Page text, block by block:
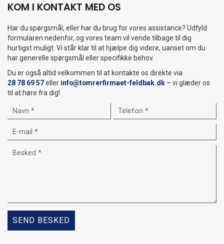
KOM I KONTAKT MED OS
Har du spørgsmål, eller har du brug for vores assistance? Udfyld
formularen nedenfor, og vores team vil vende tilbage til dig
hurtigst muligt. Vi står klar til at hjælpe dig videre, uanset om du
har generelle spørgsmål eller specifikke behov.
Du er også altid velkommen til at kontakte os direkte via
28 78 69 57eller info@tomrerfirmaet-feldbak.dk – vi glæder os
til at høre fra dig!